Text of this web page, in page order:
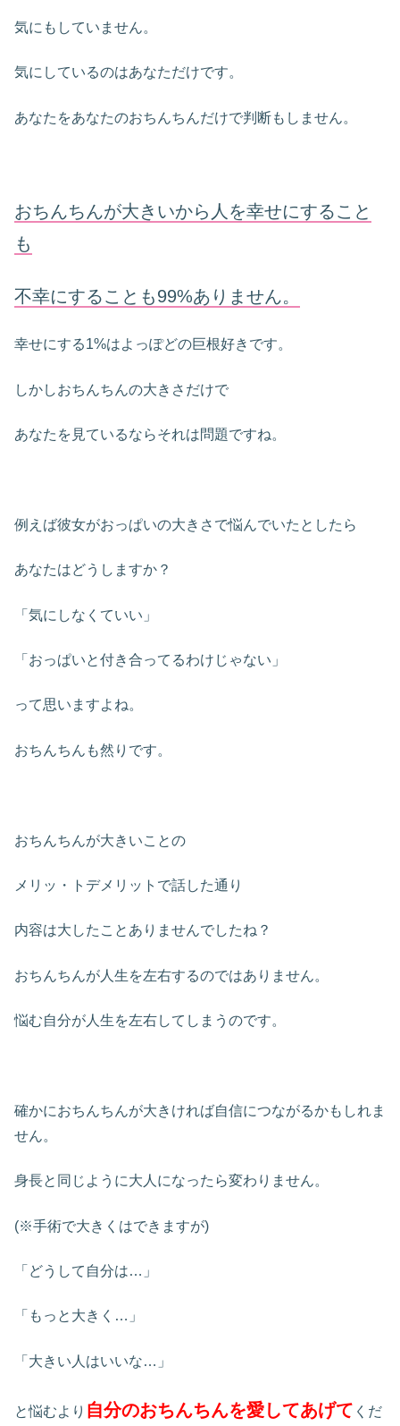
気にもしていません。
気にしているのはあなただけです。
あなたをあなたのおちんちんだけで判断もしません。
おちんちんが大きいから人を幸せにすること
も
不幸にすることも99%ありません。
幸せにする1%はよっぽどの巨根好きです。
しかしおちんちんの大きさだけで
あなたを見ているならそれは問題ですね。
例えば彼女がおっぱいの大きさで悩んでいたとしたら
あなたはどうしますか？
「気にしなくていい」
「おっぱいと付き合ってるわけじゃない」
って思いますよね。
おちんちんも然りです。
おちんちんが大きいことの
メリッ・トデメリットで話した通り
内容は大したことありませんでしたね？
おちんちんが人生を左右するのではありません。
悩む自分が人生を左右してしまうのです。
確かにおちんちんが大きければ自信につながるかもしれま
せん。
身長と同じように大人になったら変わりません。
(※手術で大きくはできますが)
「どうして自分は…」
「もっと大きく…」
「大きい人はいいな…」
と悩むより 自分のおちんちんを愛してあげて くだ